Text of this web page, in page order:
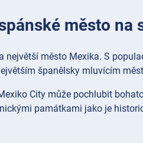
město na
největší město Mexika. S
španělsky mluvícím
City může pochlubit
památkami jako je